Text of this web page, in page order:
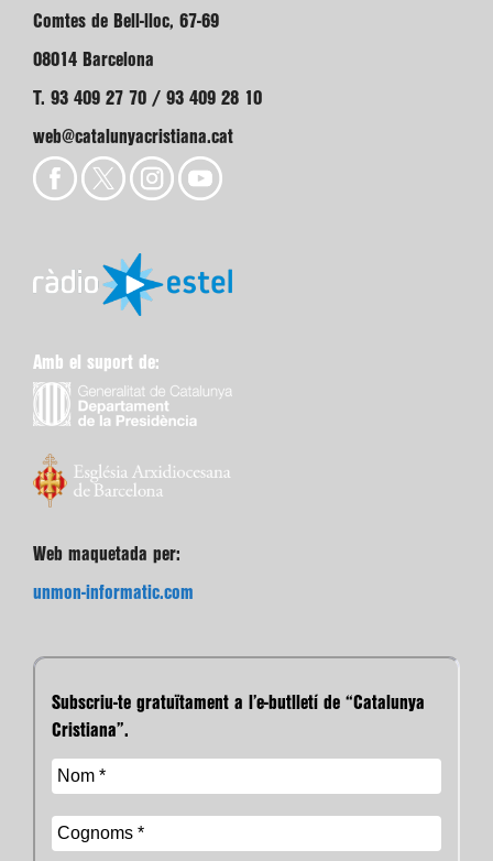
Comtes de Bell-lloc, 67-69
08014 Barcelona
T. 93 409 27 70 / 93 409 28 10
web@catalunyacristiana.cat
Amb el suport de:
Web maquetada per:
unmon-informatic.com
Subscriu-te gratuïtament a l’e-butlletí de “Catalunya
Cristiana”.